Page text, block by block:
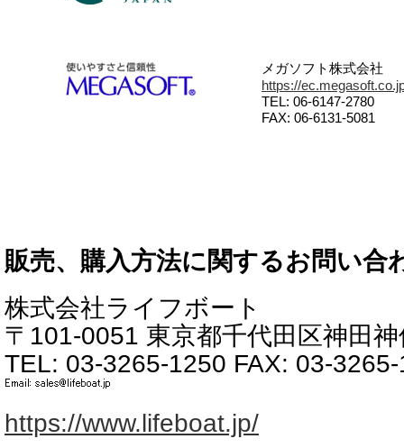
メガソフト株式会社
https://
TEL: 06-6147-2780
FAX: 06-6131-5081
販売、購入方法に関するお問い合
株式会社ライフボート
〒101-0051 東京都千代田区神田
TEL: 03-3265-1250 FAX: 03-
https://www.lifeboat.jp/